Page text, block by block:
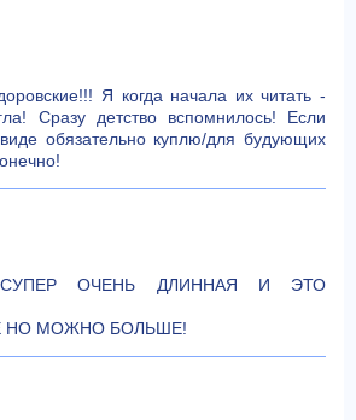
Я когда начала их читать -
Сразу детство вспомнилось! Если
обязательно куплю/для будующих
СУПЕР ОЧЕНЬ ДЛИННАЯ И ЭТО
НО МОЖНО БОЛЬШЕ!